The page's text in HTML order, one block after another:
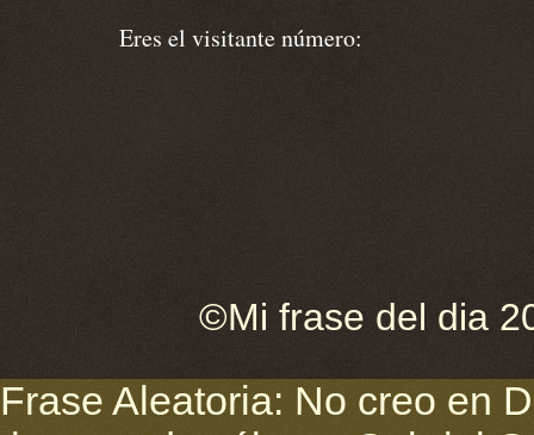
Eres el visitante número:
©Mi frase del dia
Frase Aleatoria: No creo en